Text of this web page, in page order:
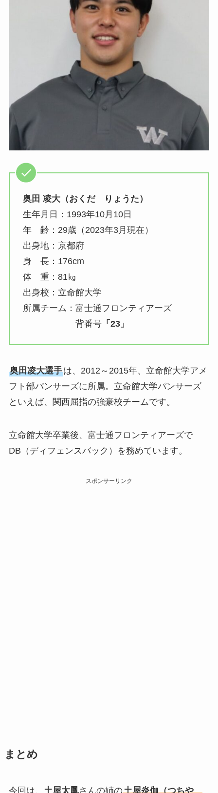
奥田 凌大（おくだ りょうた）
生年月日：1993年10月10日
年 齢：29歳（2023年3月現在）
出身地：京都府
身 長：176cm
体 重：81㎏
出身校：立命館大学
所属チーム：富士通フロンティアーズ
背番号「23」
奥田凌大選手は、2012～2015年、立命館大学アメ
フト部パンサーズに所属。立命館大学パンサーズ
といえば、関西屈指の強豪校チームです。
立命館大学卒業後、富士通フロンティアーズで
DB（ディフェンスバック）を務めています。
スポンサーリンク
まとめ
今回は、 土屋太鳳さんの姉の土屋炎伽（つちや